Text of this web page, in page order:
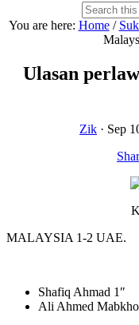
Search
this
website
You are here: Home /
Ulasan
Zik · Sep
MALAYSIA 1-2 UAE.
Shafiq Ahmad 1″
Ali Ahmed